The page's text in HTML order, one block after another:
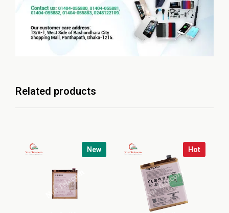
Related products
New Hot